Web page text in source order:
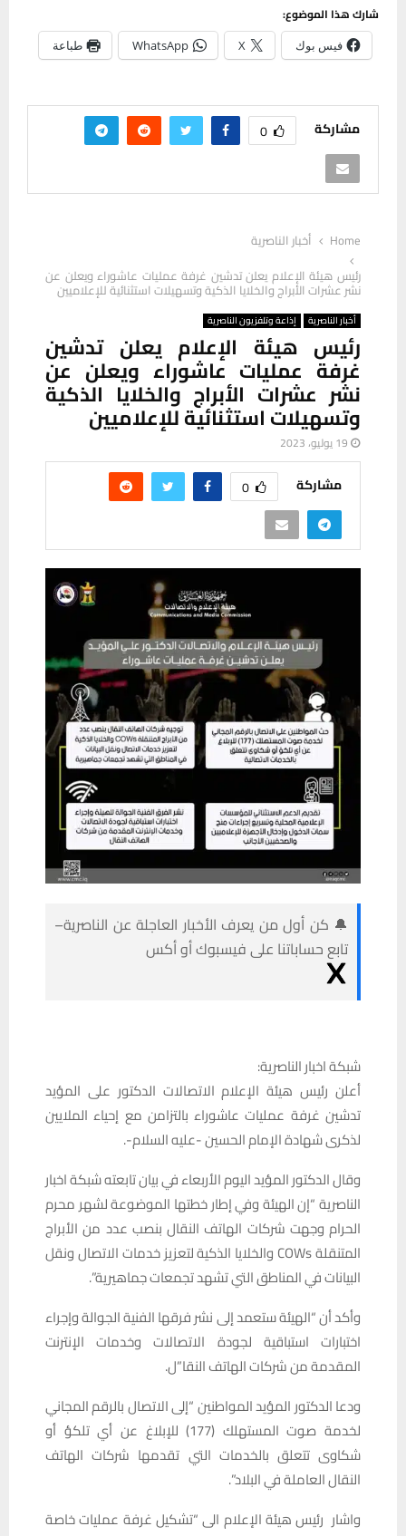
شارك هذا الموضوع:
فيس بوك X
WhatsApp طباعة
مشاركة 0
Home
أخبار الناصرية
رئيس هيئة الإعلام يعلن تدشين غرفة عمليات عاشوراء ويعلن عن
نشر عشرات الأبراج والخلايا الذكية وتسهيلات استثنائية للإعلاميين
أخبار الناصرية إذاعة وتلفزيون الناصرية
رئيس هيئة الإعلام يعلن تدشين
غرفة عمليات عاشوراء ويعلن عن
نشر عشرات الأبراج والخلايا الذكية
وتسهيلات استثنائية للإعلاميين
19 يوليو، 2023
مشاركة 0
🔔 كن أول من يعرف الأخبار العاجلة عن الناصرية–
تابع حساباتنا على فيسبوك أو أكس
شبكة اخبار الناصرية:
أعلن رئيس هيئة الإعلام الاتصالات الدكتور على المؤيد
تدشين غرفة عمليات عاشوراء بالتزامن مع إحياء الملايين
لذكرى شهادة الإمام الحسين -عليه السلام-.
وقال الدكتور المؤيد اليوم الأربعاء في بيان تابعته شبكة اخبار
الناصرية “إن الهيئة وفي إطار خطتها الموضوعة لشهر محرم
الحرام وجهت شركات الهاتف النقال بنصب عدد من الأبراج
المتنقلة COWs والخلايا الذكية لتعزيز خدمات الاتصال ونقل
البيانات في المناطق التي تشهد تجمعات جماهيرية”.
وأكد أن “الهيئة ستعمد إلى نشر فرقها الفنية الجوالة وإجراء
اختبارات استباقية لجودة الاتصالات وخدمات الإنترنت
المقدمة من شركات الهاتف النقا”ل.
ودعا الدكتور المؤيد المواطنين “إلى الاتصال بالرقم المجاني
لخدمة صوت المستهلك (177) للإبلاغ عن أي تلكؤ أو
شكاوى تتعلق بالخدمات التي تقدمها شركات الهاتف
النقال العاملة في البلاد”.
واشار رئيس هيئة الإعلام الى “تشكيل غرفة عمليات خاصة